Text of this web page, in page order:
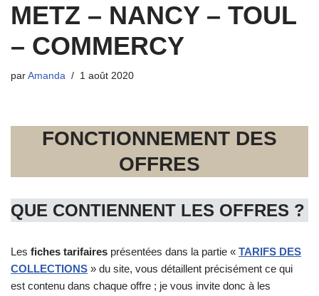
METZ – NANCY – TOUL
– COMMERCY
par Amanda 1 août 2020
FONCTIONNEMENT DES
OFFRES
QUE CONTIENNENT LES OFFRES ?
Les fiches tarifaires présentées dans la partie « TARIFS DES
COLLECTIONS » du site, vous détaillent précisément ce qui
est contenu dans chaque offre ; je vous invite donc à les